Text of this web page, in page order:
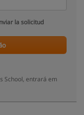
la solicitud
School, entrará em